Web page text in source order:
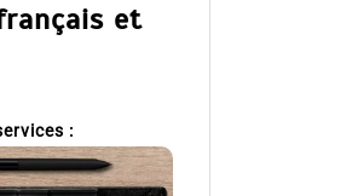
et
: